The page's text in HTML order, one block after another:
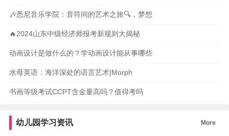
🎶悉尼音乐学院：音符间的艺术之旅🔍，梦想
🔥2024山东中级经济师报考新规则大揭秘
动画设计是做什么的？学动画设计能从事哪些
水母英语：海洋深处的语言艺术|Morph
书画等级考试CCPT含金量高吗？值得考吗
幼儿园学习资讯 More